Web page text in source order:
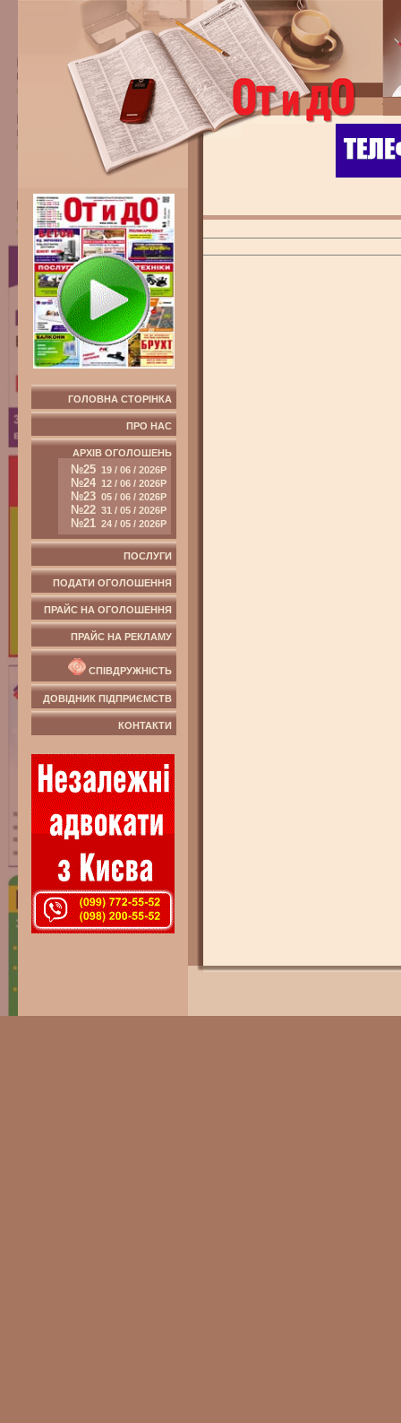
ГОЛОВНА СТОРІНКА
ПРО НАС
АРХІВ ОГОЛОШЕНЬ
№25 19 / 06 / 2026Р
№24 12 / 06 / 2026Р
№23 05 / 06 / 2026Р
№22 31 / 05 / 2026Р
№21 24 / 05 / 2026Р
ПОСЛУГИ
ПОДАТИ ОГОЛОШЕННЯ
ПРАЙС НА ОГОЛОШЕННЯ
ПРАЙС НА РЕКЛАМУ
СПІВДРУЖНІСТЬ
ДОВІДНИК ПІДПРИЄМСТВ
КОНТАКТИ